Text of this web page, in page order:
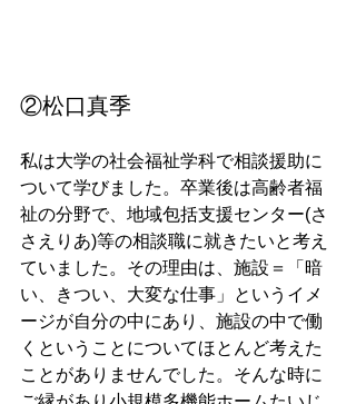
②松口真季
私は大学の社会福祉学科で相談援助に
ついて学びました。卒業後は高齢者福
祉の分野で、地域包括支援センター(さ
さえりあ)等の相談職に就きたいと考え
ていました。その理由は、施設＝「暗
い、きつい、大変な仕事」というイメ
ージが自分の中にあり、施設の中で働
くということについてほとんど考えた
ことがありませんでした。そんな時に